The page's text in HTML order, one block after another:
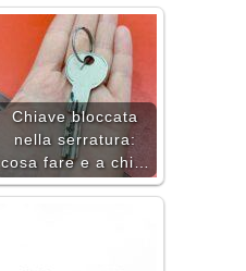
Chiave bloccata
nella serratura:
cosa fare e a chi…